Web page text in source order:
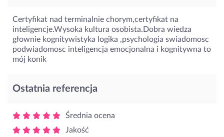
Certyfikat nad terminalnie chorym,certyfikat na
inteligencje.Wysoka kultura osobista.Dobra wiedza
głownie kognitywistyka logika ,psychologia swiadomosc
podwiadomosc inteligencja emocjonalna i kognitywna to
mój konik
Ostatnia referencja
Średnia ocena
Jakość